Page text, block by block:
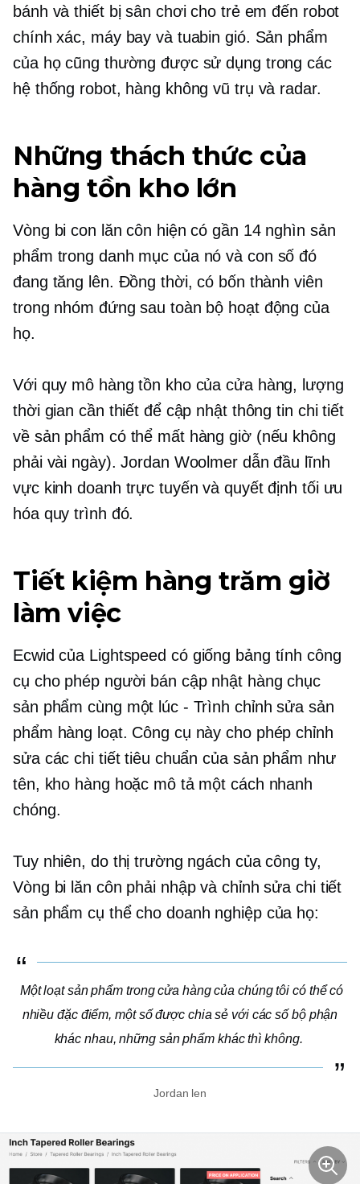
bánh và thiết bị sân chơi cho trẻ em đến robot
chính xác, máy bay và tuabin gió. Sản phẩm
của họ cũng thường được sử dụng trong các
hệ thống robot, hàng không vũ trụ và radar.
Những thách thức của
hàng tồn kho lớn
Vòng bi con lăn côn hiện có gần 14 nghìn sản
phẩm trong danh mục của nó và con số đó
đang tăng lên. Đồng thời, có bốn thành viên
trong nhóm đứng sau toàn bộ hoạt động của
họ.
Với quy mô hàng tồn kho của cửa hàng, lượng
thời gian cần thiết để cập nhật thông tin chi tiết
về sản phẩm có thể mất hàng giờ (nếu không
phải vài ngày). Jordan Woolmer dẫn đầu lĩnh
vực kinh doanh trực tuyến và quyết định tối ưu
hóa quy trình đó.
Tiết kiệm hàng trăm giờ
làm việc
Ecwid của Lightspeed có giống bảng tính công
cụ cho phép người bán cập nhật hàng chục
sản phẩm cùng một lúc - Trình chỉnh sửa sản
phẩm hàng loạt. Công cụ này cho phép chỉnh
sửa các chi tiết tiêu chuẩn của sản phẩm như
tên, kho hàng hoặc mô tả một cách nhanh
chóng.
Tuy nhiên, do thị trường ngách của công ty,
Vòng bi lăn côn phải nhập và chỉnh sửa chi tiết
sản phẩm cụ thể cho doanh nghiệp của họ:
Một loạt sản phẩm trong cửa hàng của chúng tôi có thể có
nhiều đặc điểm, một số được chia sẻ với các số bộ phận
khác nhau, những sản phẩm khác thì không.
Jordan len